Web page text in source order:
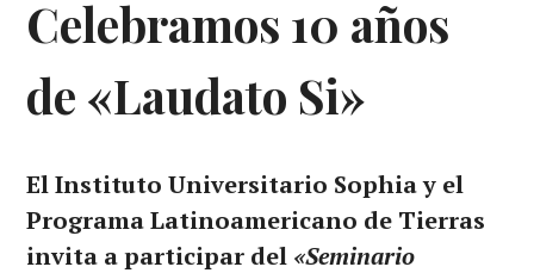
Celebramos 10 años
de «Laudato Si»
El Instituto Universitario Sophia y el
Programa Latinoamericano de Tierras
invita a participar del «Seminario